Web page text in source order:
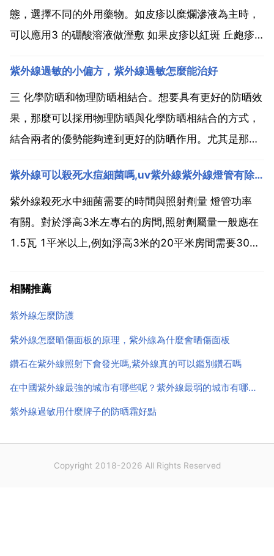
態，選擇不同的外用藥物。如皮疹以糜爛滲液為主時，
可以應用3 的硼酸溶液做溼敷 如果皮疹以紅斑 丘皰疹
乳膏 丁酸氫化可的松乳膏 地奈德乳膏 糠酸莫米松乳膏
等，或者應用鈣調神經磷酸酶抑制劑，如他克莫司軟膏
...
紫外線過敏的小偏方，紫外線過敏怎麼能治好
三 化學防晒和物理防晒相結合。想要具有更好的防晒效
果，那麼可以採用物理防晒與化學防晒相結合的方式，
結合兩者的優勢能夠達到更好的防晒作用。尤其是那些
用可能還不夠，所以可以嘗試採用兩種方式相結合，讓
自己儘可能的降低紫外線過敏發生的概率。總而言之，
想要預防紫...
紫外線可以殺死水痘細菌嗎,uv紫外線紫外線燈管有除臭功能嗎
紫外線殺死水中細菌需要的時間與照射劑量 燈管功率
有關。對於淨高3米左專右的房間,照射劑屬量一般應在
1.5瓦 1平米以上,例如淨高3米的20平米房間需要30w
可以達到很好的殺菌效果。當然也可以增加殺菌時間來
相關推薦
紫外線怎麼防護
紫外線怎麼晒傷面板的原理，紫外線為什麼會晒傷面板
鑽石在紫外線照射下會發光嗎,紫外線真的可以鑑別鑽石嗎
在中國紫外線最強的城市有哪些呢？紫外線最弱的城市有哪些呢
紫外線過敏用什麼牌子的防晒霜好點
Copyright 2018-2026 All Rights Reserved